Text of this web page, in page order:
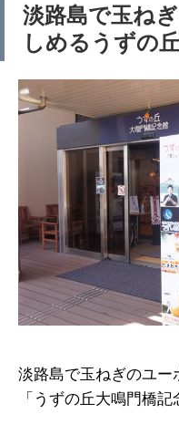
淡路島で玉ね
しめるうずの
淡路島で玉ねぎのユー
「うずの丘大鳴門橋記